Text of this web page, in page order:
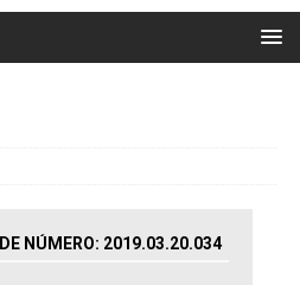
NÚMERO: 2019.03.20.034